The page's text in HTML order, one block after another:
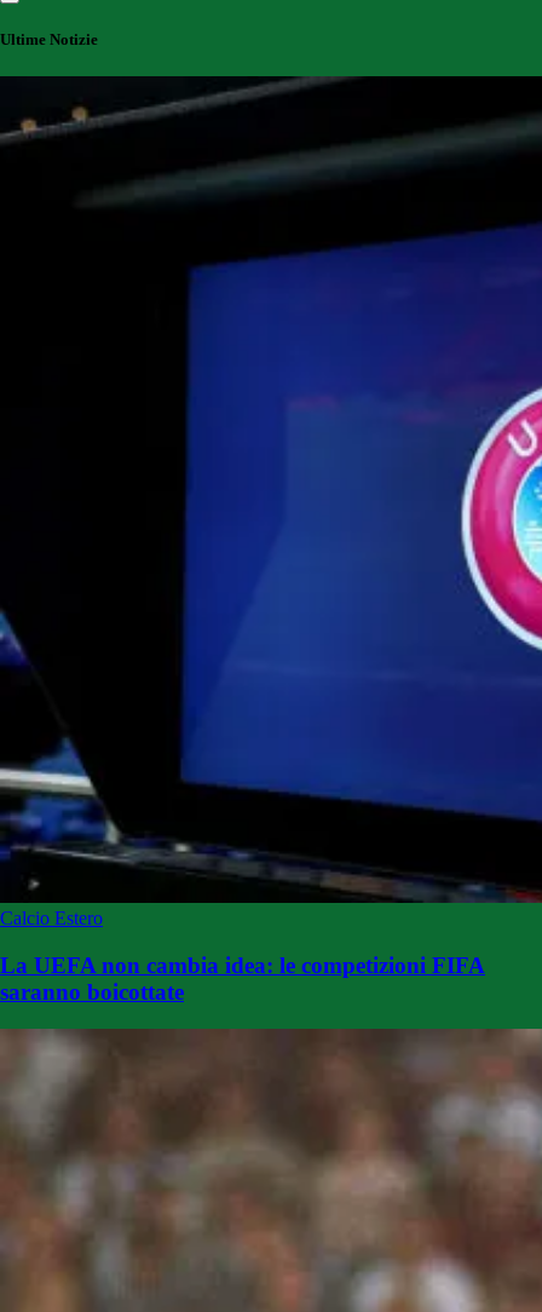
Ultime Notizie
Calcio Estero
La UEFA non cambia idea: le competizioni FIFA
saranno boicottate